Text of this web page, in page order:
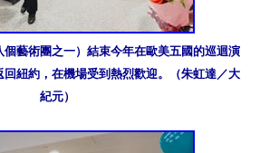
藝術團之一）結束今年在歐美五國的巡迴演
紐約，在機場受到熱烈歡迎。（朱虹達／大
紀元）